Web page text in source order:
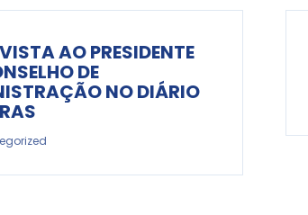
AO PRESIDENTE
DE
NO DIÁRIO